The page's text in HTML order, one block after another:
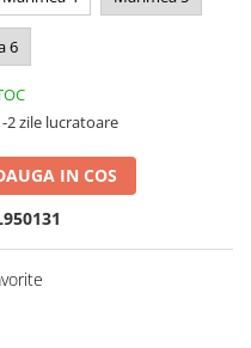
6
-2 zile lucratoare
IN COS